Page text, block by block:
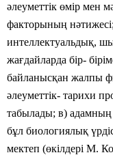
әлеуметтік өмір мен
факторының
интеллектуальдық,
жағдайларда бір-
байланысқан жалпы
әлеуметтік- тарихи
табылады; в) адамның
бұл биологиялық
мектеп (өкілдері М.